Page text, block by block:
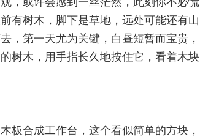
有树木，脚下是草地，远处可能还有山
，第一天尤为关键，白昼短暂而宝贵，
树木，用手指长久地按住它，看着木块
板合成工作台，这个看似简单的方块，